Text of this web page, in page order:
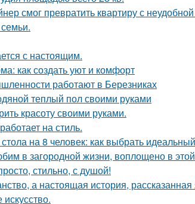
смог превратить квартиру с
с настоящим.
как создать уют и комфорт
работают в Березниках
теплый пол своими руками
красоту своими руками.
на стиль.
на 8 человек: как выбрать
в загородной жизни, воплощено в этой
стильно, с душой!
а настоящая история,